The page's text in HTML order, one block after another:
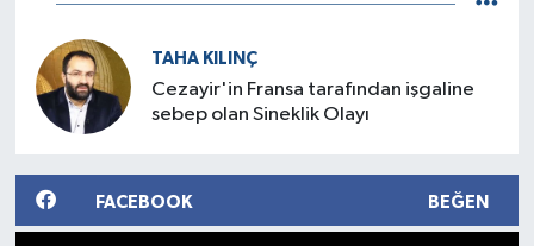
TAHA KILINÇ
Cezayir'in Fransa tarafından işgaline
sebep olan Sineklik Olayı
FACEBOOK BEĞEN